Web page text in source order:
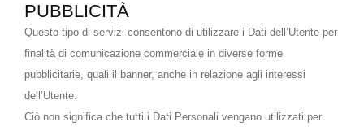
PUBBLICITÀ
Questo tipo di servizi consentono di utilizzare i Dati dell’Utente per
finalità di comunicazione commerciale in diverse forme
pubblicitarie, quali il banner, anche in relazione agli interessi
dell’Utente.
Ciò non significa che tutti i Dati Personali vengano utilizzati per